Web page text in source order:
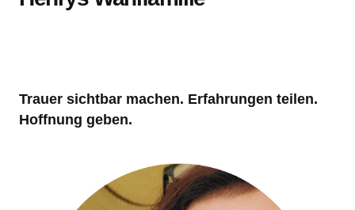
Trauer sichtbar machen. Erfahrungen teilen.
Hoffnung geben.